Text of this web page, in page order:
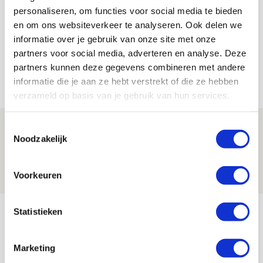
personaliseren, om functies voor social media te bieden
en om ons websiteverkeer te analyseren. Ook delen we
informatie over je gebruik van onze site met onze
partners voor social media, adverteren en analyse. Deze
partners kunnen deze gegevens combineren met andere
informatie die je aan ze hebt verstrekt of die ze hebben
verzameld op basis van je gebruik van hun services.
Noodzakelijk
Voorkeuren
Statistieken
Marketing
Bekijk alle berichten van Kevin Van
Nunen
Net binnen //
Drie dingen die je moet weten over PEC
Zwolle - Ajax
NIEUWS
Míchels elf: met welke formatie begin
08 AUGUSTUS 2026 - 11:34